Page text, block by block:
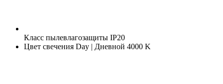
Класс пылевлагозащиты IP20
Цвет свечения Day | Дневной 4000 K